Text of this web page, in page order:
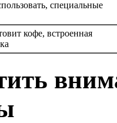
специальные
кофе, встроенная